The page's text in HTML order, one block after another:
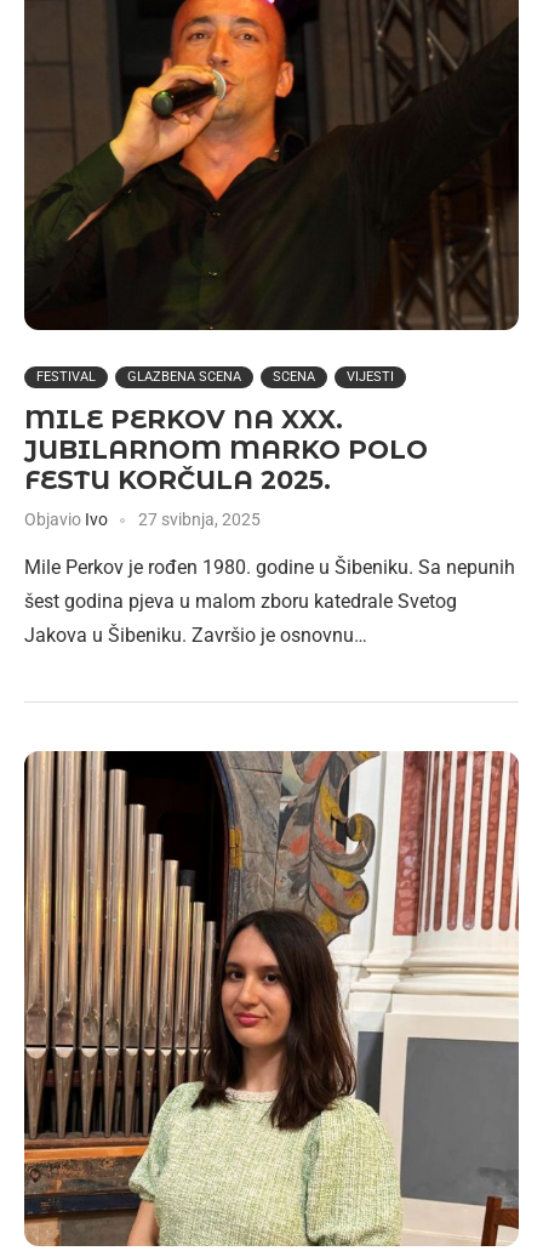
FESTIVAL GLAZBENA SCENA SCENA VIJESTI
MILE PERKOV NA XXX.
JUBILARNOM MARKO POLO
FESTU KORČULA 2025.
Objavio Ivo 27 svibnja, 2025
Mile Perkov je rođen 1980. godine u Šibeniku. Sa nepunih
šest godina pjeva u malom zboru katedrale Svetog
Jakova u Šibeniku. Završio je osnovnu…